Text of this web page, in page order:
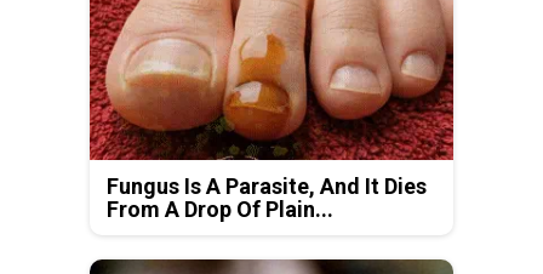
Fungus Is A Parasite, And It Dies
From A Drop Of Plain...